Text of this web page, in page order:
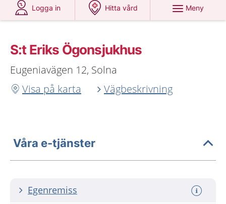
Logga in
Hitta vård
Meny
S:t Eriks Ögonsjukhus
Eugeniavägen 12, Solna
Visa på karta
Vägbeskrivning
Våra e-tjänster
Egenremiss